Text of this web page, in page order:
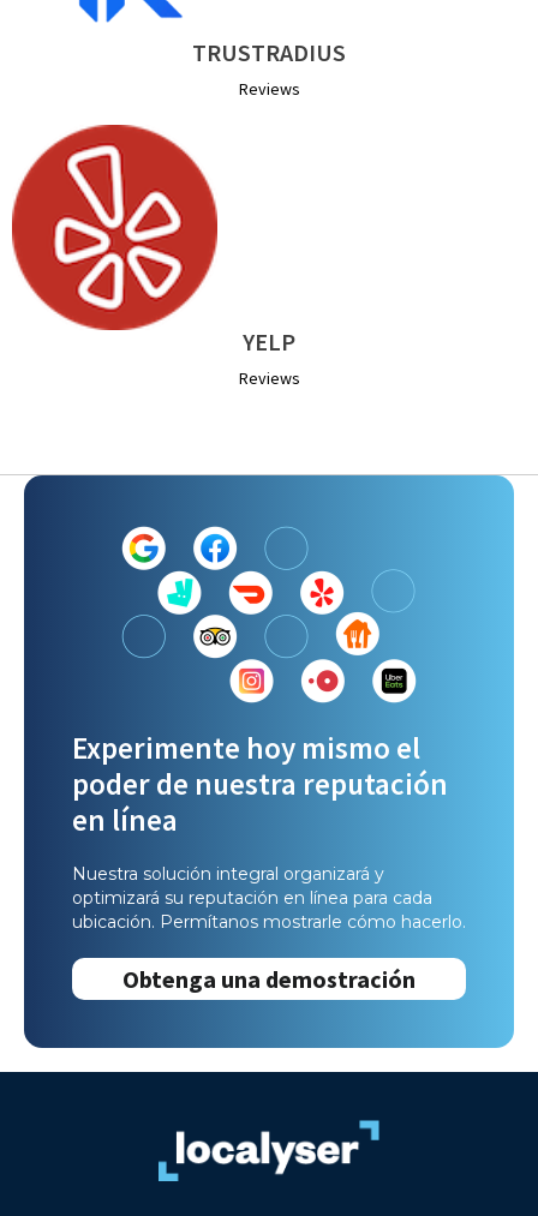
TRUSTRADIUS
Reviews
YELP
Reviews
Experimente hoy mismo el
poder de nuestra reputación
en línea
Nuestra solución integral organizará y
optimizará su reputación en línea para cada
ubicación. Permítanos mostrarle cómo hacerlo.
Obtenga una demostración